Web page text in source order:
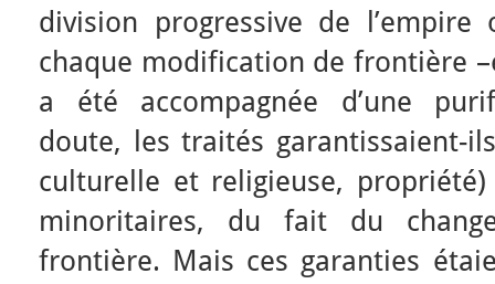
division progressive de l’empire
chaque modification de frontière
a été accompagnée d’une
doute, les traités garantissaient-
culturelle et religieuse,
minoritaires, du fait du
frontière. Mais ces garanties